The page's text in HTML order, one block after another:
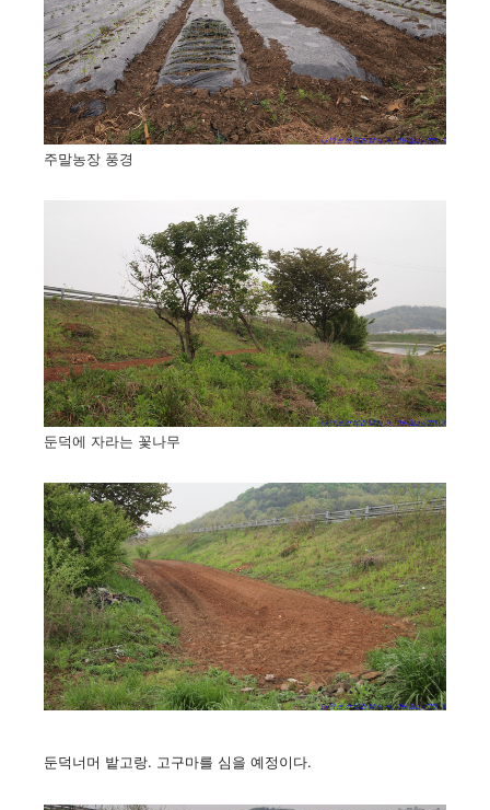
주말농장 풍경
둔덕에 자라는 꽃나무
둔덕너머 밭고랑. 고구마를 심을 예정이다.